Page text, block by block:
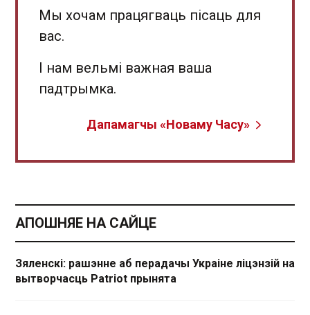
Мы хочам працягваць пісаць для
вас.
І нам вельмі важная ваша
падтрымка.
Дапамагчы «Новаму Часу»
АПОШНЯЕ НА САЙЦЕ
Зяленскі: рашэнне аб перадачы Украіне ліцэнзій на
вытворчасць Patriot прынята